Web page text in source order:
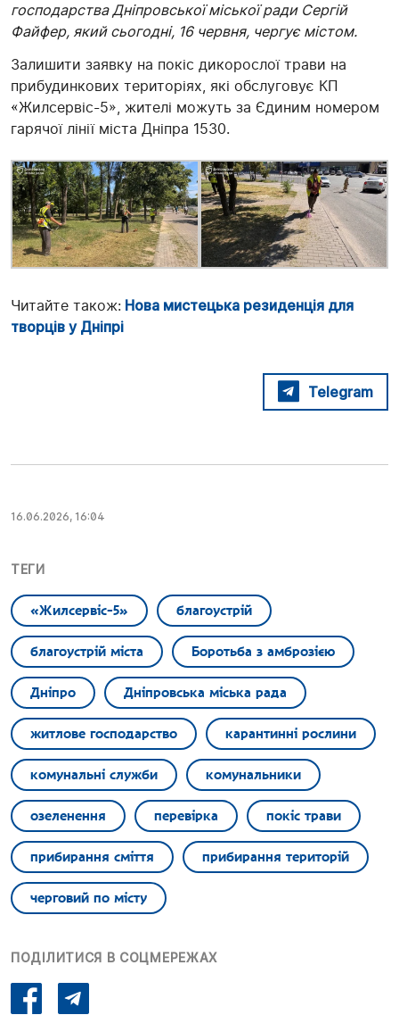
господарства Дніпровської міської ради Сергій
Файфер, який сьогодні, 16 червня, чергує містом.
Залишити заявку на покіс дикорослої трави на
прибудинкових територіях, які обслуговує КП
«Жилсервіс-5», жителі можуть за Єдиним номером
гарячої лінії міста Дніпра 1530.
Читайте також: Нова мистецька резиденція для
творців у Дніпрі
Telegram
16.06.2026, 16:04
ТЕГИ
«Жилсервіс-5» благоустрій
благоустрій міста Боротьба з амброзією
Дніпро Дніпровська міська рада
житлове господарство карантинні рослини
комунальні служби комунальники
озеленення перевірка покіс трави
прибирання сміття прибирання територій
черговий по місту
ПОДІЛИТИСЯ В СОЦМЕРЕЖАХ